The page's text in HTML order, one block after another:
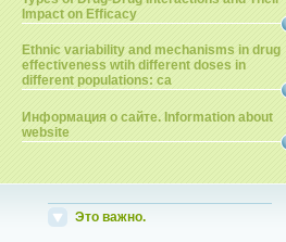
Impact on Efficacy
Ethnic variability and mechanisms in drug
effectiveness wtih different doses in
different populations: ca
Информация о сайте. Information about
website
Это важно.